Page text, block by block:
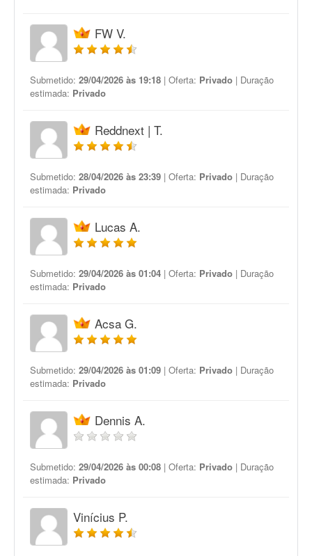
FW V.
Submetido: 29/04/2026 às 19:18 | Oferta: Privado | Duração
estimada: Privado
Reddnext | T.
Submetido: 28/04/2026 às 23:39 | Oferta: Privado | Duração
estimada: Privado
Lucas A.
Submetido: 29/04/2026 às 01:04 | Oferta: Privado | Duração
estimada: Privado
Acsa G.
Submetido: 29/04/2026 às 01:09 | Oferta: Privado | Duração
estimada: Privado
Dennis A.
Submetido: 29/04/2026 às 00:08 | Oferta: Privado | Duração
estimada: Privado
Vinícius P.